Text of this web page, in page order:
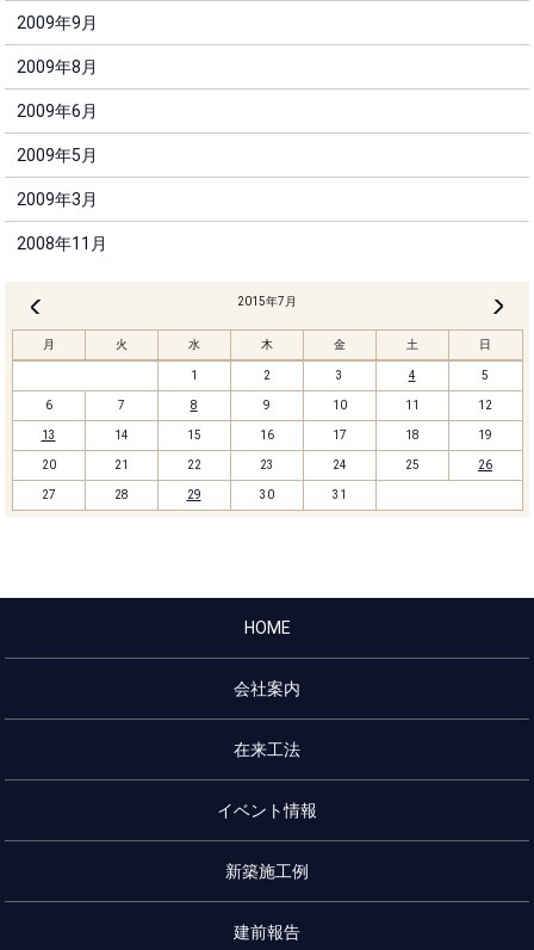
2009年9月
2009年8月
2009年6月
2009年5月
2009年3月
2008年11月
2015年7月
月 火 水 木 金 土 日
1 2 3 4 5
6 7 8 9 10 11 12
13 14 15 16 17 18 19
20 21 22 23 24 25 26
27 28 29 30 31
HOME
会社案内
在来工法
イベント情報
新築施工例
建前報告